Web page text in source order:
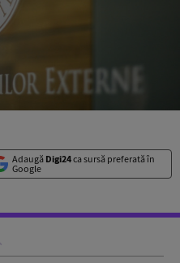
Adaugă Digi24ca sursă preferată în
Google